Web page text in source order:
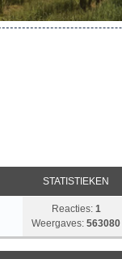
STATISTIEKEN
Reacties: 1
Weergaves: 563080